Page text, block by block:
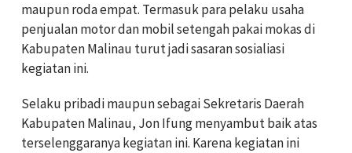
maupun roda empat. Termasuk para pelaku usaha
penjualan motor dan mobil setengah pakai mokas di
Kabupaten Malinau turut jadi sasaran sosialiasi
kegiatan ini.
Selaku pribadi maupun sebagai Sekretaris Daerah
Kabupaten Malinau, Jon Ifung menyambut baik atas
terselenggaranya kegiatan ini. Karena kegiatan ini